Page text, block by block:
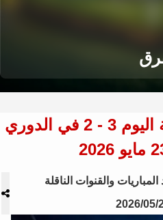
البيضاوي يهزم حسنية اليوم 3 - 2 في الدوري
والقنوات الناقلة
2026/05/